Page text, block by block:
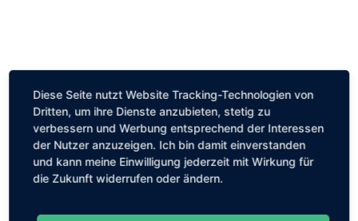
Diese Seite nutzt Website Tracking-Technologien von
Dritten, um ihre Dienste anzubieten, stetig zu
verbessern und Werbung entsprechend der Interessen
der Nutzer anzuzeigen. Ich bin damit einverstanden
und kann meine Einwilligung jederzeit mit Wirkung für
die Zukunft widerrufen oder ändern.